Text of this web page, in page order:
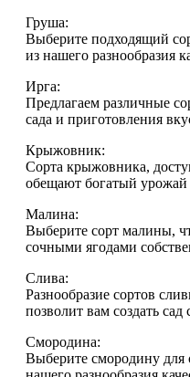
Груша:
Выберите подходящий
из нашего разнообразия
Ирга:
Предлагаем различные
сада и приготовления
Крыжовник:
Сорта крыжовника,
обещают богатый урожай
Малина:
Выберите сорт малины,
сочными ягодами
Слива:
Разнообразие сортов
позволит вам создать
Смородина:
Выберите смородину для